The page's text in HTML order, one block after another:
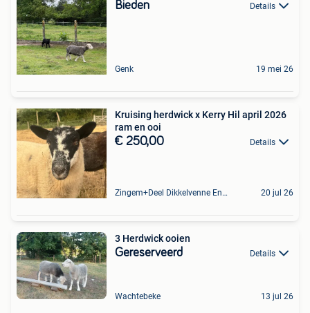
Bieden Details
Genk 19 mei 26
Kruising herdwick x Kerry Hil april 2026
ram en ooi
€ 250,00 Details
Zingem+Deel Dikkelvenne En Nederzwalm-Hermelgem 20 jul 26
3 Herdwick ooien
Gereserveerd Details
Wachtebeke 13 jul 26